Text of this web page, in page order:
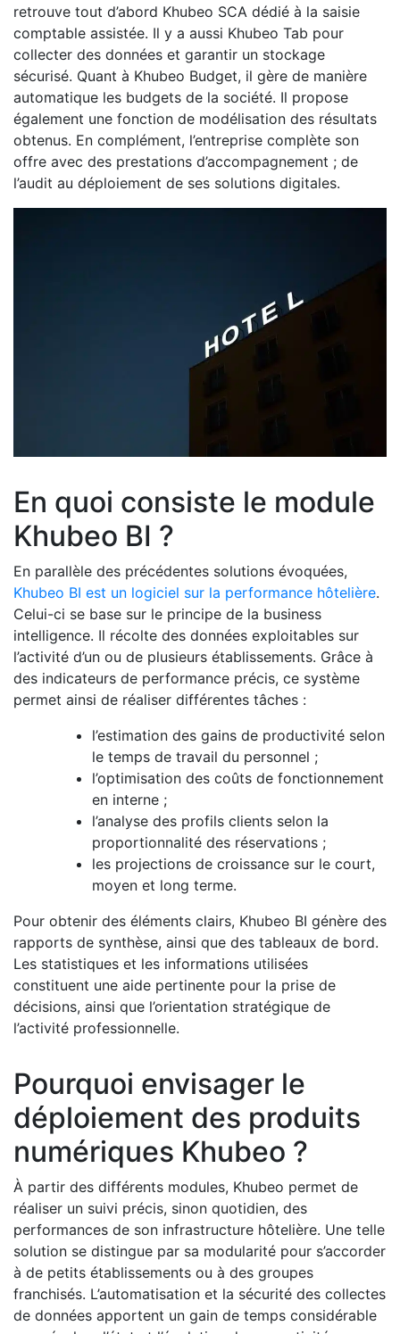
retrouve tout d’abord Khubeo SCA dédié à la saisie
comptable assistée. Il y a aussi Khubeo Tab pour
collecter des données et garantir un stockage
sécurisé. Quant à Khubeo Budget, il gère de manière
automatique les budgets de la société. Il propose
également une fonction de modélisation des résultats
obtenus. En complément, l’entreprise complète son
offre avec des prestations d’accompagnement ; de
l’audit au déploiement de ses solutions digitales.
En quoi consiste le module
Khubeo BI ?
En parallèle des précédentes solutions évoquées,
Khubeo BI est un logiciel sur la performance hôtelière.
Celui-ci se base sur le principe de la business
intelligence. Il récolte des données exploitables sur
l’activité d’un ou de plusieurs établissements. Grâce à
des indicateurs de performance précis, ce système
permet ainsi de réaliser différentes tâches :
l’estimation des gains de productivité selon
le temps de travail du personnel ;
l’optimisation des coûts de fonctionnement
en interne ;
l’analyse des profils clients selon la
proportionnalité des réservations ;
les projections de croissance sur le court,
moyen et long terme.
Pour obtenir des éléments clairs, Khubeo BI génère des
rapports de synthèse, ainsi que des tableaux de bord.
Les statistiques et les informations utilisées
constituent une aide pertinente pour la prise de
décisions, ainsi que l’orientation stratégique de
l’activité professionnelle.
Pourquoi envisager le
déploiement des produits
numériques Khubeo ?
À partir des différents modules, Khubeo permet de
réaliser un suivi précis, sinon quotidien, des
performances de son infrastructure hôtelière. Une telle
solution se distingue par sa modularité pour s’accorder
à de petits établissements ou à des groupes
franchisés. L’automatisation et la sécurité des collectes
de données apportent un gain de temps considérable